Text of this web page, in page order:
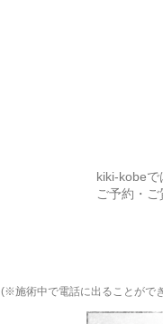
kiki-kobeで
ご予約・
(※施術中で電話に出ることがで